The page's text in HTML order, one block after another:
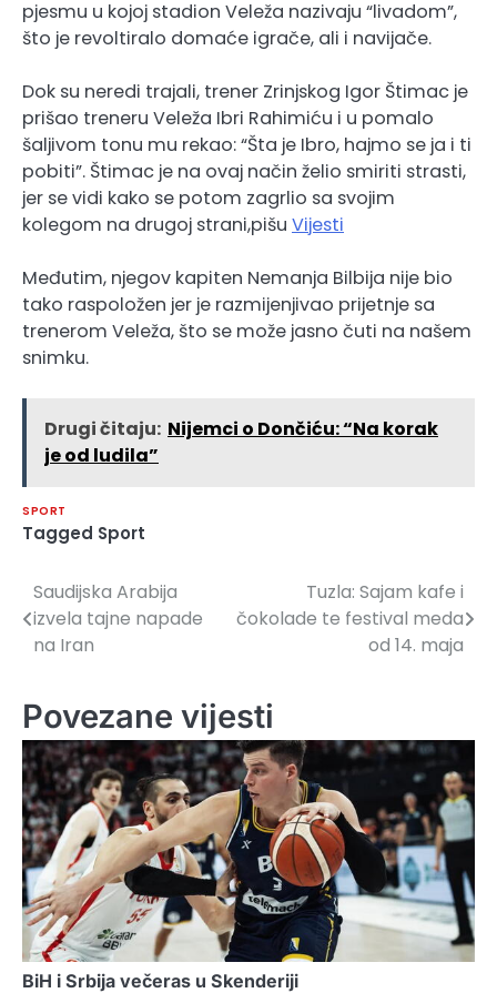
pjesmu u kojoj stadion Veleža nazivaju “livadom”,
što je revoltiralo domaće igrače, ali i navijače.
Dok su neredi trajali, trener Zrinjskog Igor Štimac je
prišao treneru Veleža Ibri Rahimiću i u pomalo
šaljivom tonu mu rekao: “Šta je Ibro, hajmo se ja i ti
pobiti”. Štimac je na ovaj način želio smiriti strasti,
jer se vidi kako se potom zagrlio sa svojim
kolegom na drugoj strani,pišu Vijesti
Međutim, njegov kapiten Nemanja Bilbija nije bio
tako raspoložen jer je razmijenjivao prijetnje sa
trenerom Veleža, što se može jasno čuti na našem
snimku.
Drugi čitaju: Nijemci o Dončiću: “Na korak
je od ludila”
SPORT
Tagged Sport
Navigacija
članaka
Saudijska Arabija
izvela tajne napade
na Iran
Tuzla: Sajam kafe i
čokolade te festival meda
od 14. maja
Povezane vijesti
BiH i Srbija večeras u Skenderiji